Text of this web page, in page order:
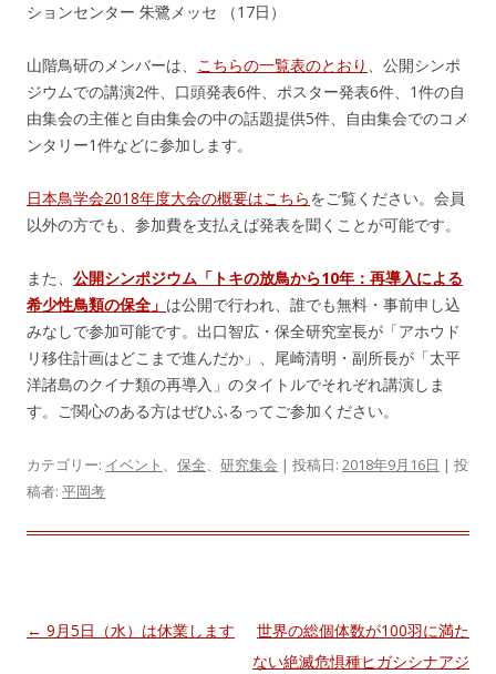
ションセンター 朱鷺メッセ （17日）
山階鳥研のメンバーは、 こちらの一覧表のとおり 、公開シンポ
ジウムでの講演2件、口頭発表6件、ポスター発表6件、1件の自
由集会の主催と自由集会の中の話題提供5件、自由集会でのコメ
ンタリー1件などに参加します。
日本鳥学会2018年度大会の概要はこちらをご覧ください。会員
以外の方でも、参加費を支払えば発表を聞くことが可能です。
また、 公開シンポジウム「トキの放鳥から10年：再導入による
希少性鳥類の保全」 は公開で行われ、誰でも無料・事前申し込
みなしで参加可能です。出口智広・保全研究室長が「アホウド
リ移住計画はどこまで進んだか」、尾崎清明・副所長が「太平
洋諸島のクイナ類の再導入」のタイトルでそれぞれ講演しま
す。ご関心のある方はぜひふるってご参加ください。
カテゴリー: イベント 、 保全、 研究集会 | 投稿日: 2018年9月16日 | 投
稿者: 平岡考
投
← 9月5日（水）は休業します
世界の総個体数が100羽に満た
ない絶滅危惧種ヒガシシナアジ